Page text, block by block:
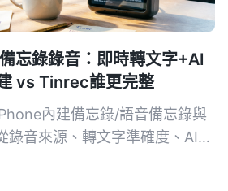
忘錄錄音：即時轉文字+AI
vs Tinrec誰更完整
內建備忘錄/語音備忘錄與
錄音來源、轉文字準確度、AI整